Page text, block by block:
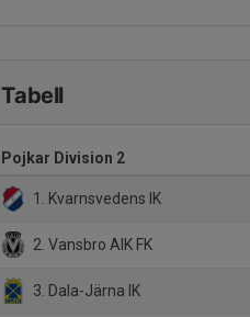
Tabell
Pojkar Division 2
1. Kvarnsvedens IK
2. Vansbro AIK FK
3. Dala-Järna IK